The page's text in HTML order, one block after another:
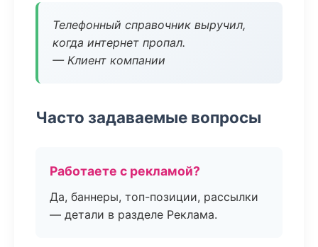
Телефонный справочник выручил,
когда интернет пропал.
— Клиент компании
Часто задаваемые вопросы
Работаете с рекламой?
Да, баннеры, топ-позиции, рассылки
— детали в разделе Реклама.